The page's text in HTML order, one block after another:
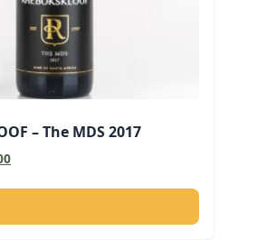
– The MDS 2017
。
目
價
$128.00。